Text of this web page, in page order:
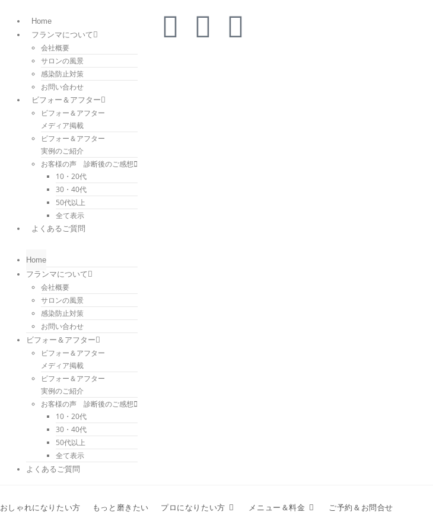
Home
フランマについて
会社概要
サロンの風景
感染防止対策
お問い合わせ
ビフォー＆アフター
ビフォー＆アフター
メディア掲載
ビフォー＆アフター
実例のご紹介
お客様の声 診断後のご感想
10・20代
30・40代
50代以上
全て表示
よくあるご質問
Home
フランマについて
会社概要
サロンの風景
感染防止対策
お問い合わせ
ビフォー＆アフター
ビフォー＆アフター
メディア掲載
ビフォー＆アフター
実例のご紹介
お客様の声 診断後のご感想
10・20代
30・40代
50代以上
全て表示
よくあるご質問
おしゃれになりたい方 もっと磨きたい プロになりたい方 メニュー＆料金 ご予約＆お問合せ